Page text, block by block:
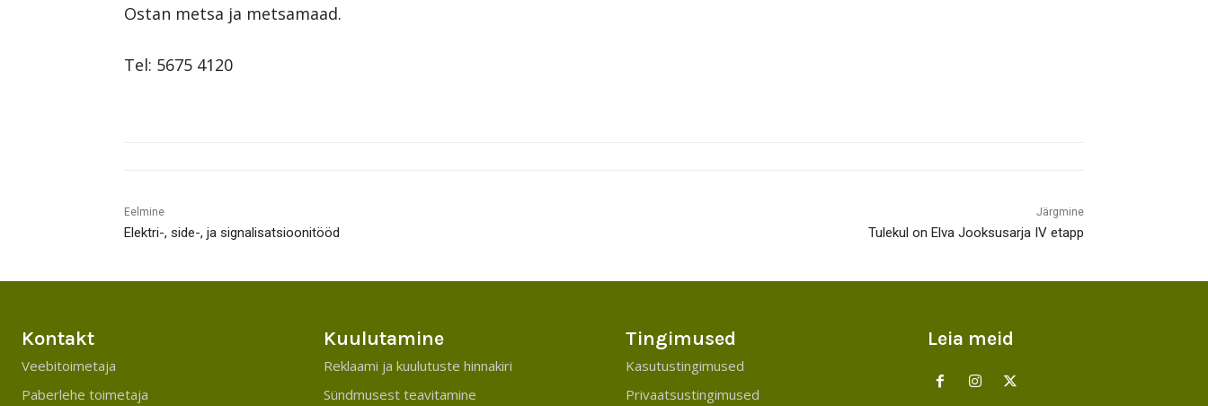
Ostan metsa ja metsamaad.
Tel: 5675 4120
Eelmine
Elektri-, side-, ja signalisatsioonitööd
Järgmine
Tulekul on Elva Jooksusarja IV etapp
Kontakt
Veebitoimetaja
Paberlehe toimetaja
Kuulutamine
Reklaami ja kuulutuste hinnakiri
Sündmusest teavitamine
Tingimused
Kasutustingimused
Privaatsustingimused
Leia meid